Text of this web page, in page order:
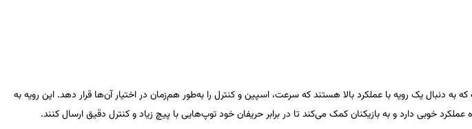
به دنبال یک رویه با عملکرد بالا هستند که سرعت، اسپین و کنترل را به‌طور هم‌زمان در اختیار آن‌ها قرار دهد. این رویه به
خوبی دارد و به بازیکنان کمک می‌کند تا در برابر حریفان خود توپ‌هایی با پیچ زیاد و کنترل دقیق ارسال کنند.